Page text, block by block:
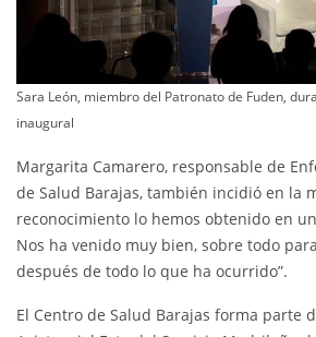
Sara León, miembro del Patronato de Fuden,
inaugural
Margarita Camarero, responsable de
de Salud Barajas, también incidió en la
reconocimiento lo hemos obtenido en
Nos ha venido muy bien, sobre todo
después de todo lo que ha ocurrido”.
El Centro de Salud Barajas forma parte